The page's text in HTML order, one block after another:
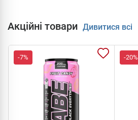
Акційні товари Дивитися всі
-7% -20%